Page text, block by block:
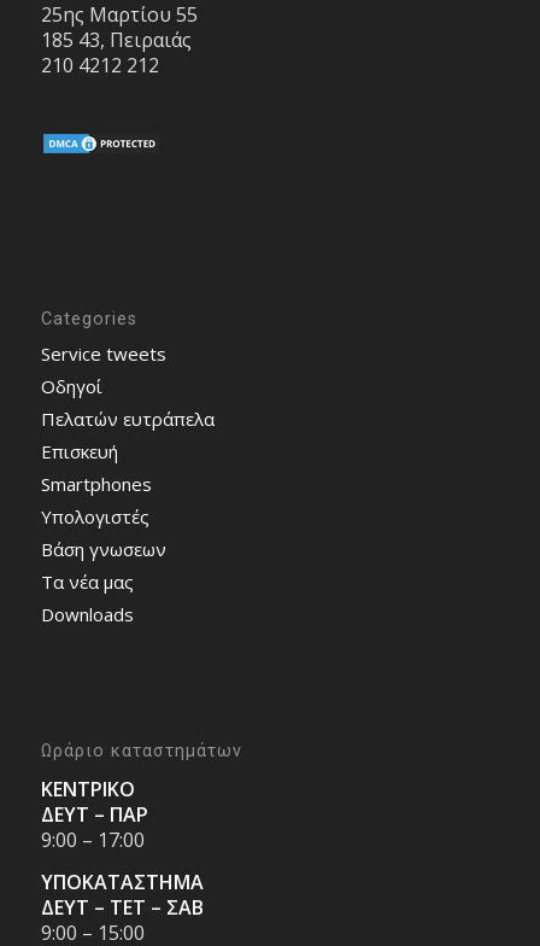
25ης Μαρτίου 55
185 43, Πειραιάς
210 4212 212
Categories
Service tweets
Οδηγοί
Πελατών ευτράπελα
Επισκευή
Smartphones
Υπολογιστές
Bάση γνωσεων
Τα νέα μας
Downloads
Ωράριο καταστημάτων
ΚΕΝΤΡΙΚΟ
ΔΕΥΤ – ΠΑΡ
9:00 – 17:00
ΥΠΟΚΑΤΑΣΤΗΜΑ
ΔΕΥΤ – ΤΕΤ – ΣΑΒ
9:00 – 15:00